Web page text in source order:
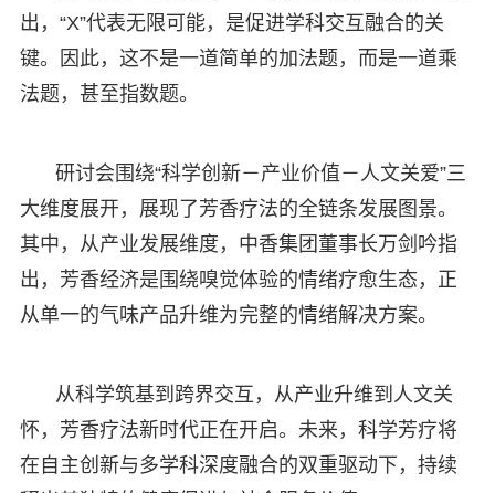
出，“X”代表无限可能，是促进学科交互融合的关
键。因此，这不是一道简单的加法题，而是一道乘
法题，甚至指数题。
研讨会围绕“科学创新－产业价值－人文关爱”三
大维度展开，展现了芳香疗法的全链条发展图景。
其中，从产业发展维度，中香集团董事长万剑吟指
出，芳香经济是围绕嗅觉体验的情绪疗愈生态，正
从单一的气味产品升维为完整的情绪解决方案。
从科学筑基到跨界交互，从产业升维到人文关
怀，芳香疗法新时代正在开启。未来，科学芳疗将
在自主创新与多学科深度融合的双重驱动下，持续